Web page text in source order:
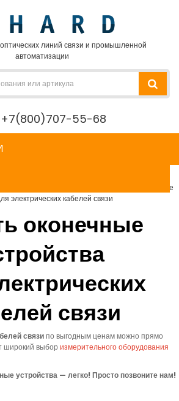
линий связи и промышленной
автоматизации
+7(800)707-55-68
Кроссовое оборудование
электрических кабелей связи
оконечные
связи
связипо выгодным ценам можно прямо
широкий выбор измерительного оборудования
устройства — легко! Просто позвоните нам!